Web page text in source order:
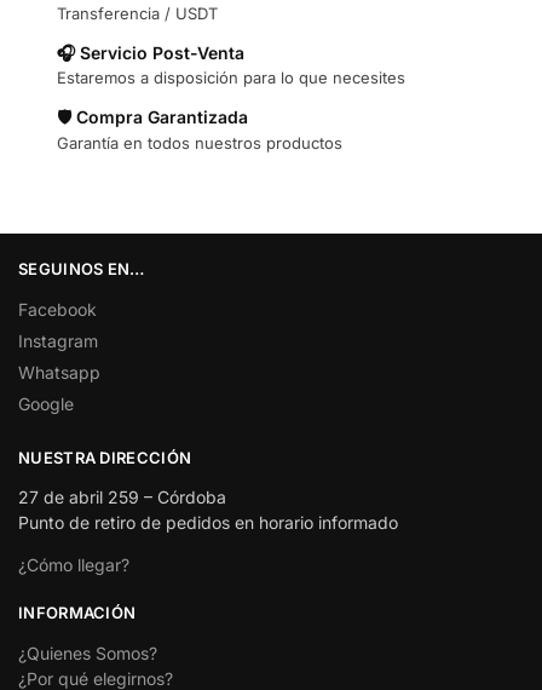
Transferencia / USDT
🎧 Servicio Post-Venta
Estaremos a disposición para lo que necesites
🛡️ Compra Garantizada
Garantía en todos nuestros productos
SEGUINOS EN…
Facebook
Instagram
Whatsapp
Google
NUESTRA DIRECCIÓN
27 de abril 259 – Córdoba
Punto de retiro de pedidos en horario informado
¿Cómo llegar?
INFORMACIÓN
¿Quienes Somos?
¿Por qué elegirnos?